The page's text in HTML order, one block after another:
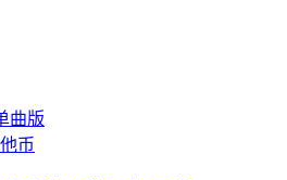
曲版
币